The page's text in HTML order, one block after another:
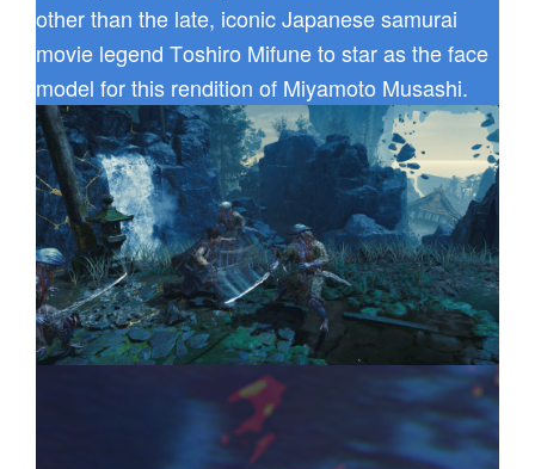
other than the late, iconic Japanese samurai
movie legend Toshiro Mifune to star as the face
model for this rendition of Miyamoto Musashi.